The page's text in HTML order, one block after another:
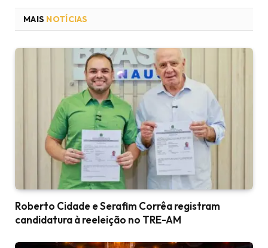
MAIS NOTÍCIAS
Roberto Cidade e Serafim Corrêa registram
candidatura à reeleição no TRE-AM